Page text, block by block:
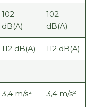
102
dB(A)
102
dB(A)
112 dB(A) 112 dB(A)
3,4 m/s² 3,4 m/s²